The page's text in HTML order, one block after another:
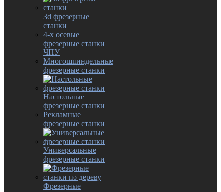
3d фрезерные
станки
4-х осевые
фрезерные станки
ЧПУ
Многошпиндельные
фрезерные станки
Настольные
фрезерные станки
Рекламные
фрезерные станки
Универсальные
фрезерные станки
Фрезерные